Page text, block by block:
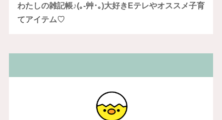
わたしの雑記帳♪(｡-艸･｡)大好きEテレやオススメ子育
てアイテム♡